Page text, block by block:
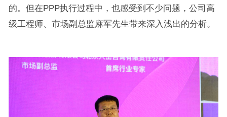
的。但在PPP执行过程中，也感受到不少问题，公司高
级工程师、市场副总监麻军先生带来深入浅出的分析。